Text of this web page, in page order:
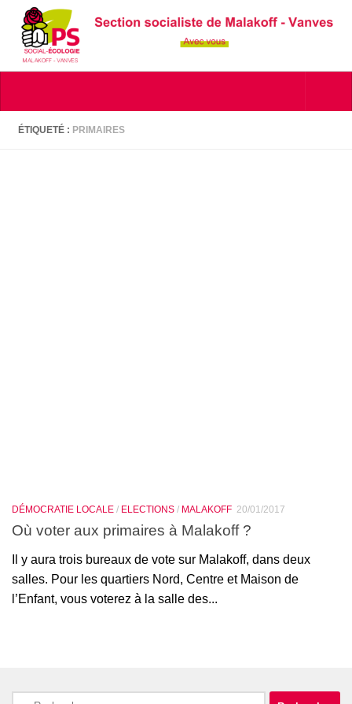
Skip to content
ÉTIQUETÉ : PRIMAIRES
DÉMOCRATIE LOCALE / ELECTIONS / MALAKOFF 20/01/2017
Où voter aux primaires à Malakoff ?
Il y aura trois bureaux de vote sur Malakoff, dans deux
salles. Pour les quartiers Nord, Centre et Maison de
l’Enfant, vous voterez à la salle des...